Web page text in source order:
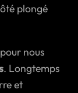
plongé
nous
. Longtemps
et